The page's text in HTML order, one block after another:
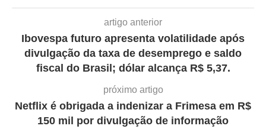
artigo anterior
Ibovespa futuro apresenta volatilidade após
divulgação da taxa de desemprego e saldo
fiscal do Brasil; dólar alcança R$ 5,37.
próximo artigo
Netflix é obrigada a indenizar a Frimesa em R$
150 mil por divulgação de informação